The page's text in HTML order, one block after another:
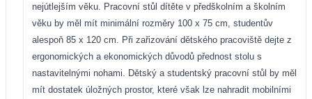
nejútlejším věku. Pracovní stůl dítěte v předškolním a školním
věku by měl mít minimální rozměry 100 x 75 cm, studentův
alespoň 85 x 120 cm. Při zařizování dětského pracoviště dejte z
ergonomických a ekonomických důvodů přednost stolu s
nastavitelnými nohami. Dětský a studentský pracovní stůl by měl
mít dostatek úložných prostor, které však lze nahradit mobilními